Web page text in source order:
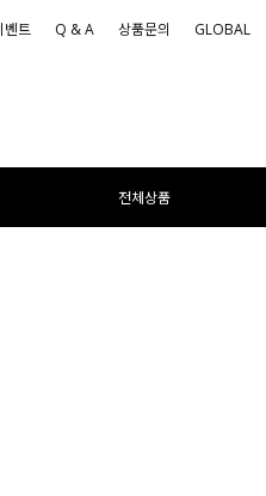
벤트 Q & A 상품문의 GLOBAL
전체상품